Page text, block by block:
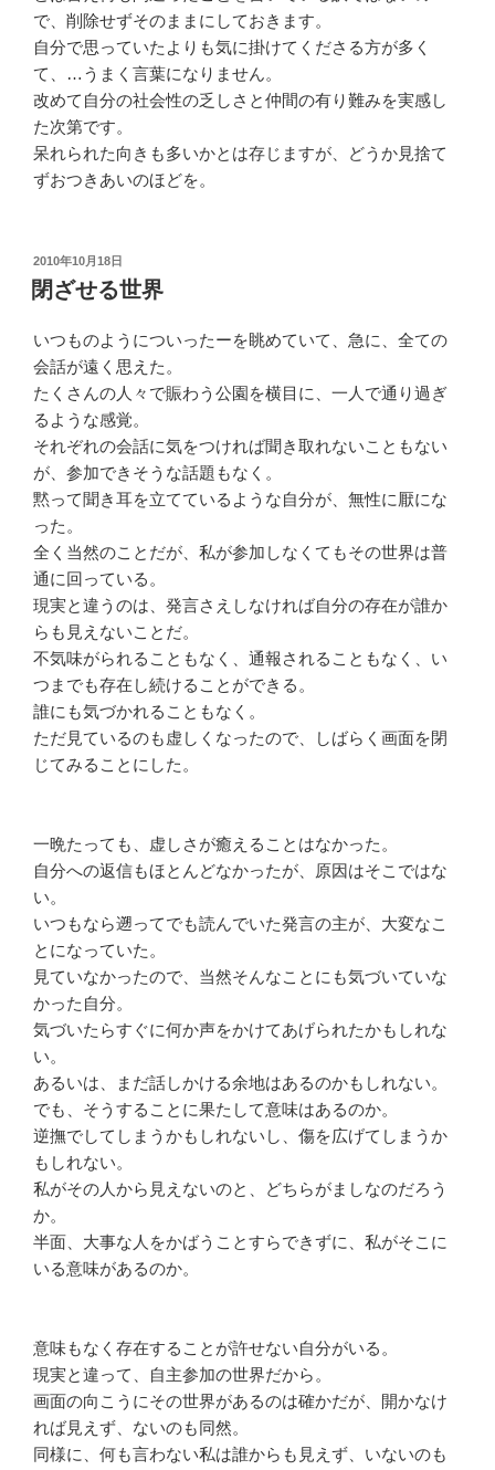
で、削除せずそのままにしておきます。
自分で思っていたよりも気に掛けてくださる方が多く
て、…うまく言葉になりません。
改めて自分の社会性の乏しさと仲間の有り難みを実感し
た次第です。
呆れられた向きも多いかとは存じますが、どうか見捨て
ずおつきあいのほどを。
投
稿
日:
2010年10月18日
閉ざせる世界
いつものようについったーを眺めていて、急に、全ての
会話が遠く思えた。
たくさんの人々で賑わう公園を横目に、一人で通り過ぎ
るような感覚。
それぞれの会話に気をつければ聞き取れないこともない
が、参加できそうな話題もなく。
黙って聞き耳を立てているような自分が、無性に厭にな
った。
全く当然のことだが、私が参加しなくてもその世界は普
通に回っている。
現実と違うのは、発言さえしなければ自分の存在が誰か
らも見えないことだ。
不気味がられることもなく、通報されることもなく、い
つまでも存在し続けることができる。
誰にも気づかれることもなく。
ただ見ているのも虚しくなったので、しばらく画面を閉
じてみることにした。
一晩たっても、虚しさが癒えることはなかった。
自分への返信もほとんどなかったが、原因はそこではな
い。
いつもなら遡ってでも読んでいた発言の主が、大変なこ
とになっていた。
見ていなかったので、当然そんなことにも気づいていな
かった自分。
気づいたらすぐに何か声をかけてあげられたかもしれな
い。
あるいは、まだ話しかける余地はあるのかもしれない。
でも、そうすることに果たして意味はあるのか。
逆撫でしてしまうかもしれないし、傷を広げてしまうか
もしれない。
私がその人から見えないのと、どちらがましなのだろう
か。
半面、大事な人をかばうことすらできずに、私がそこに
いる意味があるのか。
意味もなく存在することが許せない自分がいる。
現実と違って、自主参加の世界だから。
画面の向こうにその世界があるのは確かだが、開かなけ
れば見えず、ないのも同然。
同様に、何も言わない私は誰からも見えず、いないのも